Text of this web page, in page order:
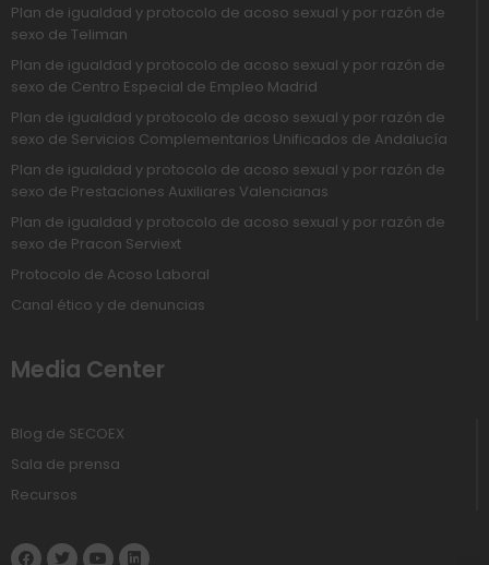
Plan de igualdad y protocolo de acoso sexual y por razón de
sexo de Teliman
Plan de igualdad y protocolo de acoso sexual y por razón de
sexo de Centro Especial de Empleo Madrid
Plan de igualdad y protocolo de acoso sexual y por razón de
sexo de Servicios Complementarios Unificados de Andalucía
Plan de igualdad y protocolo de acoso sexual y por razón de
sexo de Prestaciones Auxiliares Valencianas
Plan de igualdad y protocolo de acoso sexual y por razón de
sexo de Pracon Serviext
Protocolo de Acoso Laboral
Canal ético y de denuncias
Media Center
Blog de SECOEX
Sala de prensa
Recursos